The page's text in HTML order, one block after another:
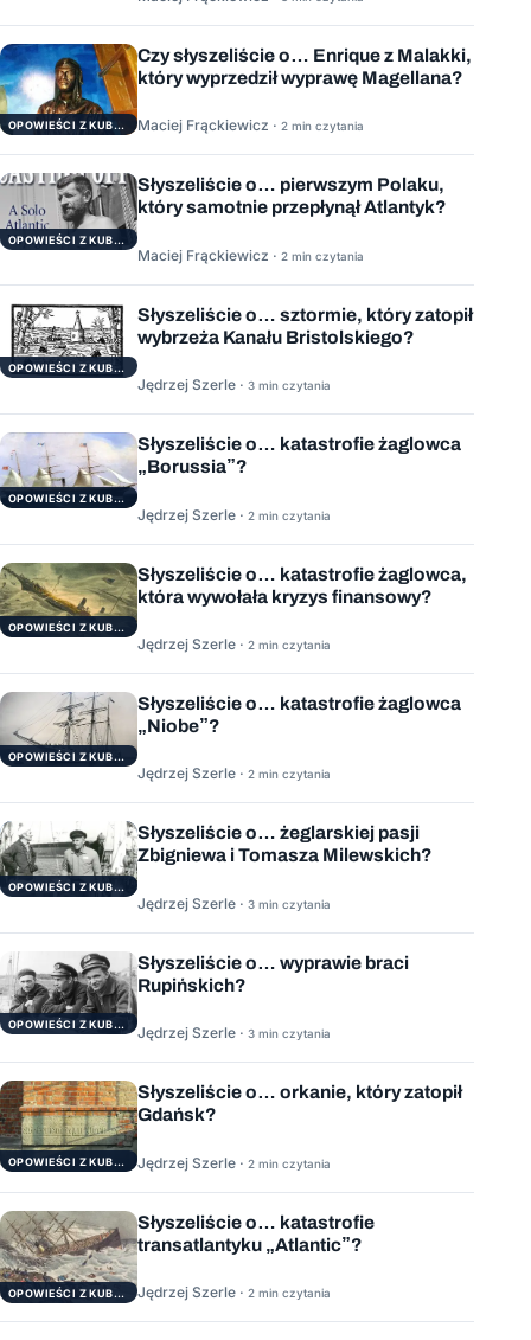
OPOWIEŚCI Z KUBRYKU
Czy słyszeliście o… Enrique z Malakki,
który wyprzedził wyprawę Magellana?
Maciej Frąckiewicz · 2 min czytania
OPOWIEŚCI Z KUBRYKU
Słyszeliście o… pierwszym Polaku,
który samotnie przepłynął Atlantyk?
Maciej Frąckiewicz · 2 min czytania
OPOWIEŚCI Z KUBRYKU
Słyszeliście o… sztormie, który zatopił
wybrzeża Kanału Bristolskiego?
Jędrzej Szerle · 3 min czytania
OPOWIEŚCI Z KUBRYKU
Słyszeliście o… katastrofie żaglowca
„Borussia”?
Jędrzej Szerle · 2 min czytania
OPOWIEŚCI Z KUBRYKU
Słyszeliście o… katastrofie żaglowca,
która wywołała kryzys finansowy?
Jędrzej Szerle · 2 min czytania
OPOWIEŚCI Z KUBRYKU
Słyszeliście o… katastrofie żaglowca
„Niobe”?
Jędrzej Szerle · 2 min czytania
OPOWIEŚCI Z KUBRYKU
Słyszeliście o… żeglarskiej pasji
Zbigniewa i Tomasza Milewskich?
Jędrzej Szerle · 3 min czytania
OPOWIEŚCI Z KUBRYKU
Słyszeliście o… wyprawie braci
Rupińskich?
Jędrzej Szerle · 3 min czytania
OPOWIEŚCI Z KUBRYKU
Słyszeliście o… orkanie, który zatopił
Gdańsk?
Jędrzej Szerle · 2 min czytania
OPOWIEŚCI Z KUBRYKU
Słyszeliście o… katastrofie
transatlantyku „Atlantic”?
Jędrzej Szerle · 2 min czytania